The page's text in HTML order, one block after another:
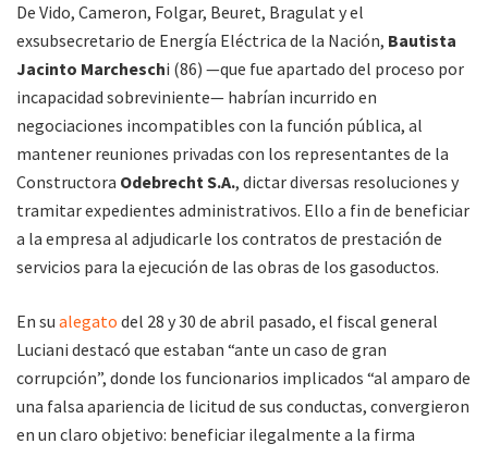
De Vido, Cameron, Folgar, Beuret, Bragulat y el
exsubsecretario de Energía Eléctrica de la Nación, Bautista
Jacinto Marcheschi (86) —que fue apartado del proceso por
incapacidad sobreviniente— habrían incurrido en
negociaciones incompatibles con la función pública, al
mantener reuniones privadas con los representantes de la
Constructora Odebrecht S.A., dictar diversas resoluciones y
tramitar expedientes administrativos. Ello a fin de beneficiar
a la empresa al adjudicarle los contratos de prestación de
servicios para la ejecución de las obras de los gasoductos.
En su alegato del 28 y 30 de abril pasado, el fiscal general
Luciani destacó que estaban “ante un caso de gran
corrupción”, donde los funcionarios implicados “al amparo de
una falsa apariencia de licitud de sus conductas, convergieron
en un claro objetivo: beneficiar ilegalmente a la firma